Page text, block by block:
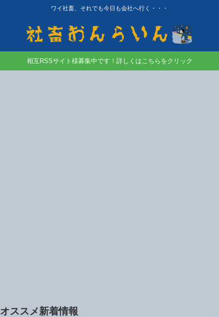
ワイ社畜、それでも今日も会社へ行く・・・
相互RSSサイト様募集中です！詳しくはこちらをクリック
オススメ新着情報